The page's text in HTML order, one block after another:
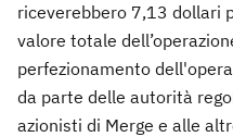
riceverebbero 7,13 dollari
valore totale
perfezionamento
da parte delle autorità
azionisti di Merge e alle